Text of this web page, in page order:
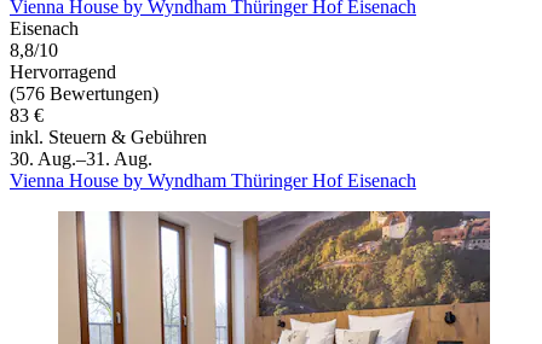
Vienna House by Wyndham Thüringer Hof Eisenach
Eisenach
8,8/10
Hervorragend
(576 Bewertungen)
83 €
inkl. Steuern & Gebühren
30. Aug.–31. Aug.
Vienna House by Wyndham Thüringer Hof Eisenach